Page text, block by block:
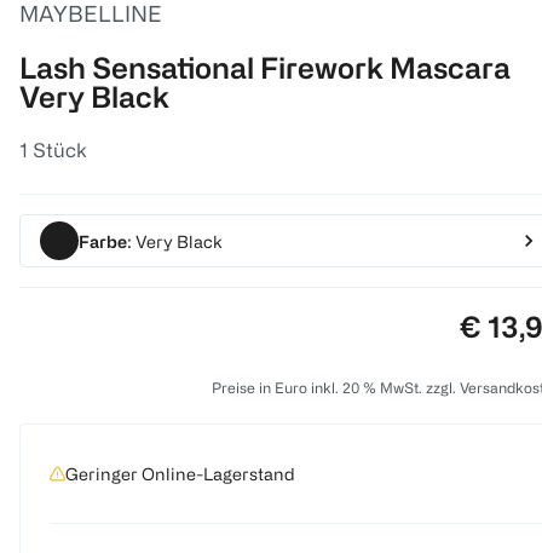
MAYBELLINE
Lash Sensational Firework Mascara
Very Black
1 Stück
Farbe: Very Black
Preis:
€
Preise in Euro inkl. 20 % MwSt. zzgl.
Geringer Online-Lagerstand